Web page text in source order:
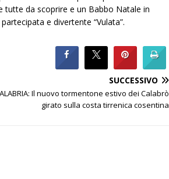
da scoprire e un Babbo Natale in
e divertente “Vulata”.
SUCCESSIVO
Il nuovo tormentone estivo dei Calabrò
girato sulla costa tirrenica cosentina